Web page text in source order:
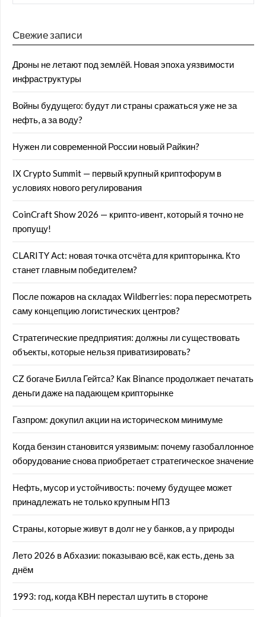
Свежие записи
Дроны не летают под землёй. Новая эпоха уязвимости
инфраструктуры
Войны будущего: будут ли страны сражаться уже не за
нефть, а за воду?
Нужен ли современной России новый Райкин?
IX Crypto Summit — первый крупный криптофорум в
условиях нового регулирования
CoinCraft Show 2026 — крипто-ивент, который я точно не
пропущу!
CLARITY Act: новая точка отсчёта для крипторынка. Кто
станет главным победителем?
После пожаров на складах Wildberries: пора пересмотреть
саму концепцию логистических центров?
Стратегические предприятия: должны ли существовать
объекты, которые нельзя приватизировать?
CZ богаче Билла Гейтса? Как Binance продолжает печатать
деньги даже на падающем крипторынке
Газпром: докупил акции на историческом минимуме
Когда бензин становится уязвимым: почему газобаллонное
оборудование снова приобретает стратегическое значение
Нефть, мусор и устойчивость: почему будущее может
принадлежать не только крупным НПЗ
Страны, которые живут в долг не у банков, а у природы
Лето 2026 в Абхазии: показываю всё, как есть, день за
днём
1993: год, когда КВН перестал шутить в стороне